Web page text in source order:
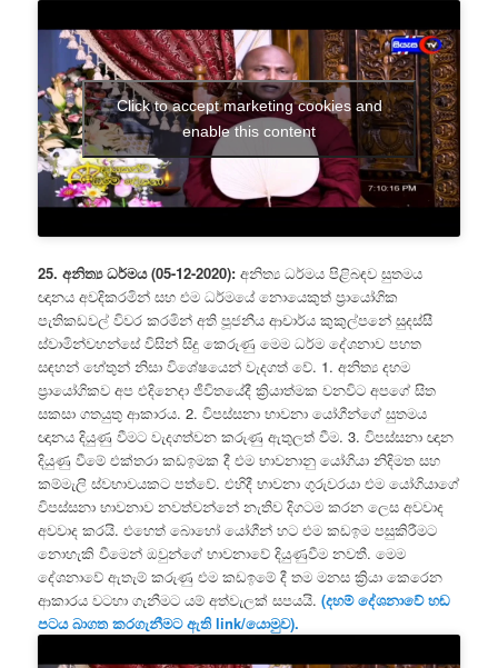
Click to accept marketing cookies and
enable this content
25. අනිත්‍ය ධර්මය (05-12-2020):අනිත්‍ය ධර්මය පිළිබඳව සුතමය
ඥානය අවදිකරමින් සහ එම ධර්මයේ නොයෙකුත් ප්‍රායෝගික
පැතිකඩවල් විවර කරමින් අති පූජනීය ආචාර්ය කුකුල්පනේ සුදස්සී
ස්වාමින්වහන්සේ විසින් සිදු කෙරුණු මෙම ධර්ම දේශනාව පහත
සඳහන් හේතුන් නිසා විශේෂයෙන් වැදගත් වේ. 1. අනිත්‍ය දහම
ප්‍රායෝගිකව අප එදිනෙදා ජීවිතයේදී ක්‍රියාත්මක වනවිට අපගේ සිත
සකසා ගතයුතු ආකාරය. 2. විපස්සනා භාවනා යෝගීන්ගේ සුතමය
ඥානය දියුණු වීමට වැදගත්වන කරුණු ඇතුලත් වීම. 3. විපස්සනා ඥාන
දියුණු වීමේ එක්තරා කඩඉමක දී එම භාවනානු යෝගියා නිදිමත සහ
කම්මැලි ස්වභාවයකට පත්වේ. එහිදී භාවනා ගුරුවරයා එම යෝගියාගේ
විපස්සනා භාවනාව නවත්වන්නේ නැතිව දිගටම කරන ලෙස අවවාද
අවවාද කරයි. එහෙත් බොහෝ යෝගීන් හට එම කඩඉම පසුකිරීමට
නොහැකි වීමෙන් ඔවුන්ගේ භාවනාවේ දියුණුවීම නවතී. මෙම
දේශනාවේ ඇතැම් කරුණු එම කඩඉමේ දී තම මනස ක්‍රියා කෙරෙන
ආකාරය වටහා ගැනීමට යම් අත්වැලක් සපයයි.(දහම් දේශනාවේ හඬ
පටය බාගත කරගැනීමට ඇති link/යොමුව).